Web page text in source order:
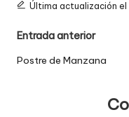
Última actualización el
Navegación
de
Entrada anterior
Postre de Manzana